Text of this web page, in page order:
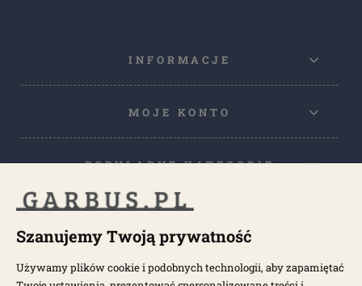
INFORMACJE
MOJE KONTO
POPULARNE KATEGORIE
Szanujemy Twoją prywatność
Używamy plików cookie i podobnych technologii, aby zapamiętać